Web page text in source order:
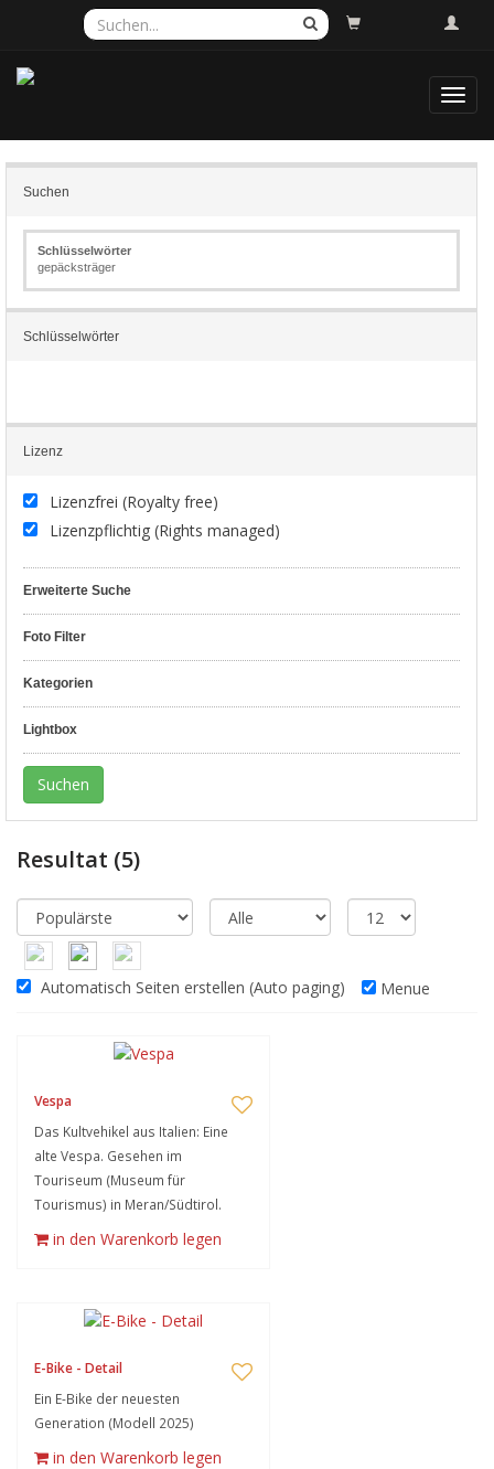
Suchen
Schlüsselwörter
gepäcksträger
Schlüsselwörter
Lizenz
Lizenzfrei (Royalty free)
Lizenzpflichtig (Rights managed)
Erweiterte Suche
Foto Filter
Kategorien
Lightbox
Resultat (5)
Automatisch Seiten erstellen (Auto paging) Menue
Vespa
Das Kultvehikel aus Italien: Eine
alte Vespa. Gesehen im
Touriseum (Museum für
Tourismus) in Meran/Südtirol.
in den Warenkorb legen
E-Bike - Detail
Ein E-Bike der neuesten
Generation (Modell 2025)
in den Warenkorb legen